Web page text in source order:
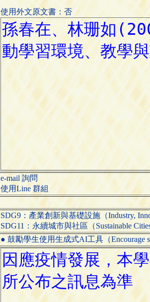
使用外文原文書：否
e-mail 詢問
使用Line 群組
SDG9：產業創新與基礎設施（Industry,
SDG11：永續城市與社區（Sustainable
● 鼓勵學生使用生成式AI工具（Encourage